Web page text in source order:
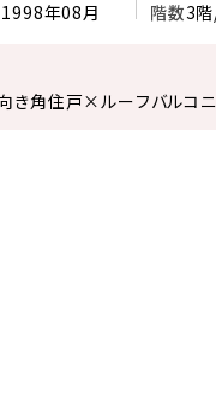
1998年08月 階数3
き角住戸×ルーフバルコ